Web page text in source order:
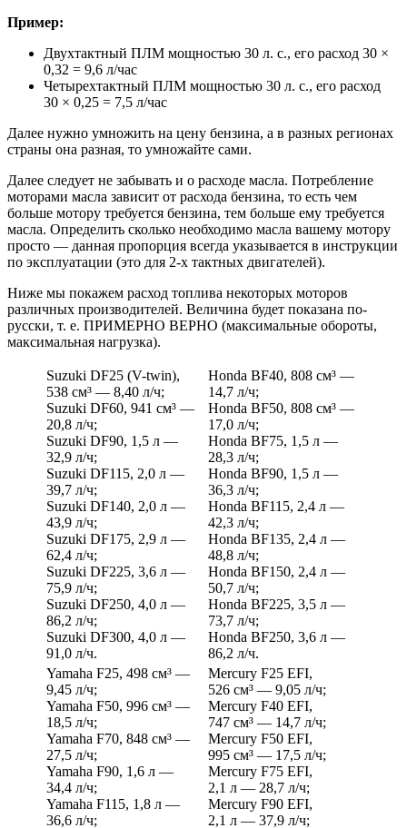
Пример:
Двухтактный ПЛМ мощностью 30 л. с., его расход 30 ×
0,32 = 9,6 л/час
Четырехтактный ПЛМ мощностью 30 л. с., его расход
30 × 0,25 = 7,5 л/час
Далее нужно умножить на цену бензина, а в разных регионах
страны она разная, то умножайте сами.
Далее следует не забывать и о расходе масла. Потребление
моторами масла зависит от расхода бензина, то есть чем
больше мотору требуется бензина, тем больше ему требуется
масла. Определить сколько необходимо масла вашему мотору
просто — данная пропорция всегда указывается в инструкции
по эксплуатации (это для 2-х тактных двигателей).
Ниже мы покажем расход топлива некоторых моторов
различных производителей. Величина будет показана по-
русски, т. е. ПРИМЕРНО ВЕРНО (максимальные обороты,
максимальная нагрузка).
Suzuki DF25 (V-twin),
538 см³ — 8,40 л/ч;
Suzuki DF60, 941 см³ —
20,8 л/ч;
Suzuki DF90, 1,5 л —
32,9 л/ч;
Suzuki DF115, 2,0 л —
39,7 л/ч;
Suzuki DF140, 2,0 л —
43,9 л/ч;
Suzuki DF175, 2,9 л —
62,4 л/ч;
Suzuki DF225, 3,6 л —
75,9 л/ч;
Suzuki DF250, 4,0 л —
86,2 л/ч;
Suzuki DF300, 4,0 л —
91,0 л/ч.
Honda BF40, 808 см³ —
14,7 л/ч;
Honda BF50, 808 см³ —
17,0 л/ч;
Honda BF75, 1,5 л —
28,3 л/ч;
Honda BF90, 1,5 л —
36,3 л/ч;
Honda BF115, 2,4 л —
42,3 л/ч;
Honda BF135, 2,4 л —
48,8 л/ч;
Honda BF150, 2,4 л —
50,7 л/ч;
Honda BF225, 3,5 л —
73,7 л/ч;
Honda BF250, 3,6 л —
86,2 л/ч.
Yamaha F25, 498 см³ —
9,45 л/ч;
Yamaha F50, 996 см³ —
18,5 л/ч;
Yamaha F70, 848 см³ —
27,5 л/ч;
Yamaha F90, 1,6 л —
34,4 л/ч;
Yamaha F115, 1,8 л —
36,6 л/ч;
Mercury F25 EFI,
526 см³ — 9,05 л/ч;
Mercury F40 EFI,
747 см³ — 14,7 л/ч;
Mercury F50 EFI,
995 см³ — 17,5 л/ч;
Mercury F75 EFI,
2,1 л — 28,7 л/ч;
Mercury F90 EFI,
2,1 л — 37,9 л/ч;